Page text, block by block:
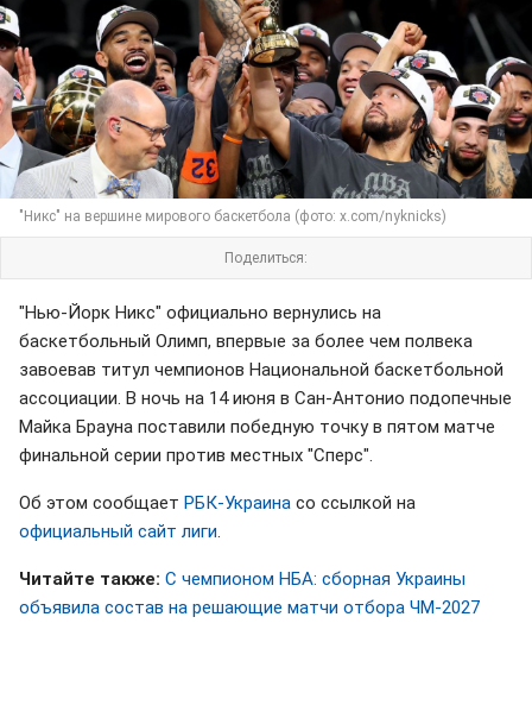
"Никс" на вершине мирового баскетбола (фото: x.com/nyknicks)
Поделиться:
"Нью-Йорк Никс" официально вернулись на
баскетбольный Олимп, впервые за более чем полвека
завоевав титул чемпионов Национальной баскетбольной
ассоциации. В ночь на 14 июня в Сан-Антонио подопечные
Майка Брауна поставили победную точку в пятом матче
финальной серии против местных "Сперс".
Об этом сообщает РБК-Украина со ссылкой на
официальный сайт лиги
Читайте также: С чемпионом НБА: сборная Украины
объявила состав на решающие матчи отбора ЧМ-2027